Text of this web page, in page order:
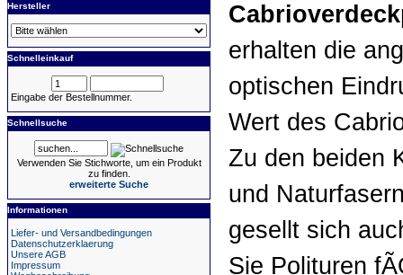
Hersteller
Schnelleinkauf
Eingabe der Bestellnummer.
Schnellsuche
Verwenden Sie Stichworte, um ein Produkt
zu finden.
erweiterte Suche
Informationen
Liefer- und Versandbedingungen
Datenschutzerklaerung
Unsere AGB
Impressum
erhalten die
optischen
Wert des
Zu den beiden
und
gesellt sich
Sie Polituren